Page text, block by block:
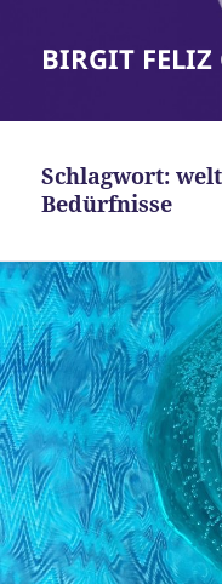
BIRGIT FELIZ
Schlagwort:
Bedürfnisse